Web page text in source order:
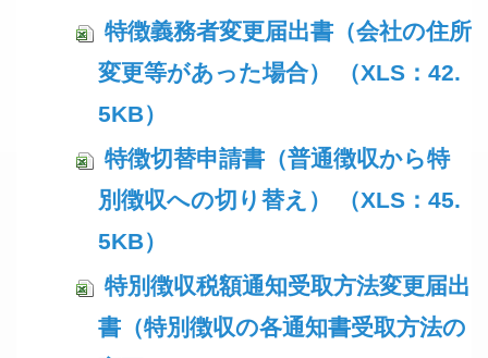
特徴義務者変更届出書（会社の住所
変更等があった場合） （XLS：42.
5KB）
特徴切替申請書（普通徴収から特
別徴収への切り替え） （XLS：45.
5KB）
特別徴収税額通知受取方法変更届出
書（特別徴収の各通知書受取方法の